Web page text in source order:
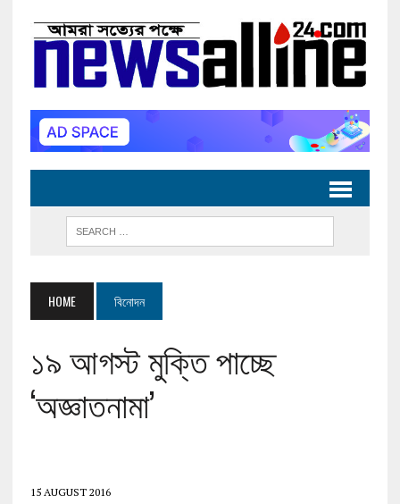
HOME বিনোদন
১৯ আগস্ট মুক্তি পাচ্ছে
‘অজ্ঞাতনামা’
15 AUGUST 2016